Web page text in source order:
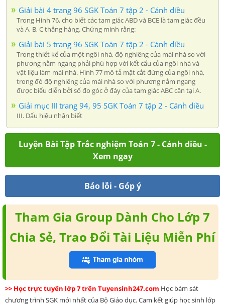
Giải bài 4 trang 96 SGK Toán 7 tập 2 - Cánh diều
Trong Hình 76, cho biết các tam giác ABD và BCE là tam giác đều
và A, B, C thẳng hàng. Chứng minh rằng:
Giải bài 5 trang 96 SGK Toán 7 tập 2 - Cánh diều
Trong thiết kế của một ngôi nhà, độ nghiêng của mái nhà so với
phương nằm ngang phải phù hợp với kết cấu của ngôi nhà và
vật liệu làm mái nhà. Hình 77 mô tả mặt cắt đứng của ngôi nhà,
trong đó độ nghiêng của mái nhà so với phương nằm ngang
được biểu diễn bởi số đo góc ở đáy của tam giác ABC cân tại A.
Giải mục III trang 94, 95 SGK Toán 7 tập 2 - Cánh diều
III. Dấu hiệu nhận biết
Luyện Bài Tập Trắc nghiệm Toán 7 - Cánh diều -
Xem ngay
Báo lỗi - Góp ý
Tham Gia Group Dành Cho Lớp 7
Chia Sẻ, Trao Đổi Tài Liệu Miễn Phí
>> Học trực tuyến lớp 7 trên Tuyensinh247.com Học bám sát
chương trình SGK mới nhất của Bộ Giáo dục. Cam kết giúp học sinh lớp